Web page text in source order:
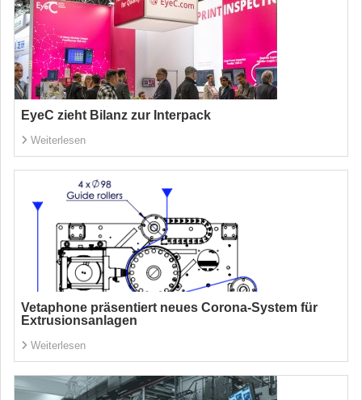
EyeC zieht Bilanz zur Interpack
Weiterlesen
Vetaphone präsentiert neues Corona-System für
Extrusionsanlagen
Weiterlesen